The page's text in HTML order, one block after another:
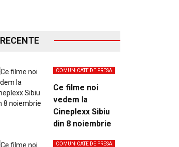
RECENTE
COMUNICATE DE PRESA
Ce filme noi
vedem la
Cineplexx Sibiu
din 8 noiembrie
COMUNICATE DE PRESA